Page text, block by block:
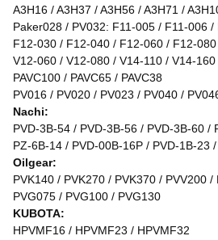
A3H16 / A3H37 / A3H56 / A3H71 /
Paker028 / PV032: F11-005 / F11-006
F12-030 / F12-040 / F12-060 / F12-
V12-060 / V12-080 / V14-110 / V14-160
PAVC100 / PAVC65 / PAVC38
PV016 / PV020 / PV023 / PV040 /
Nachi:
PVD-3B-54 / PVD-3B-56 / PVD-3B-60 /
PZ-6B-14 / PVD-00B-16P / PVD-1B-23
Oilgear:
PVK140 / PVK270 / PVK370 / PVV200
PVG075 / PVG100 / PVG130
KUBOTA:
HPVMF16 / HPVMF23 / HPVMF32